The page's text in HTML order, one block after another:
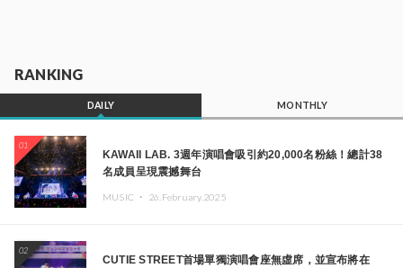
RANKING
DAILY MONTHLY
01
KAWAII LAB. 3週年演唱會吸引約20,000名粉絲！總計38
名成員呈現震撼舞台
MUSIC ・ 26.February.2025
02
CUTIE STREET首場單獨演唱會座無虛席，並宣布將在